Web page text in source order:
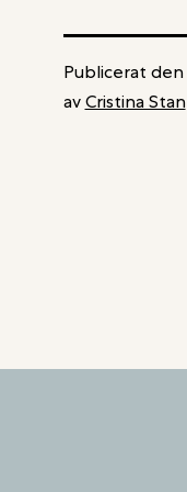
Publicerat den
av Cristina Stan